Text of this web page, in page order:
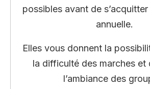
possibles avant de s’acquitter
annuelle.
Elles vous donnent la
la difficulté des marches et
l’ambiance des